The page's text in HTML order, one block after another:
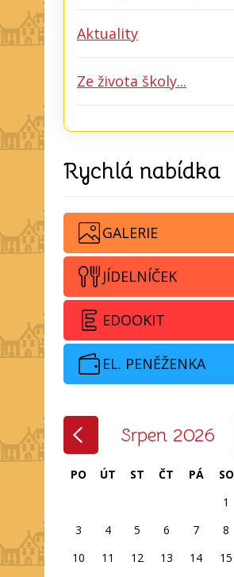
Aktuality
Ze života školy...
Rychlá nabídka
GALERIE
JÍDELNÍČEK
EDOOKIT
EL. PENĚŽENKA
Srpen 2026
PO ÚT ST ČT PÁ SO
1
3
4 5 6 7 8
10
11 12 13 14 15